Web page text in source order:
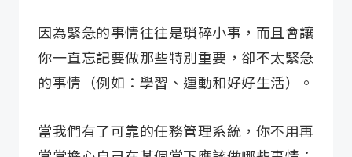
因為緊急的事情往往是瑣碎小事，而且會讓
你一直忘記要做那些特別重要，卻不太緊急
的事情（例如：學習、運動和好好生活）。
當我們有了可靠的任務管理系統，你不用再